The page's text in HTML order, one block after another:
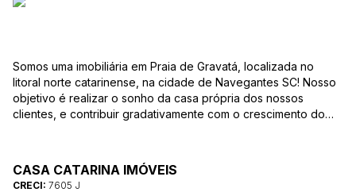
Somos uma imobiliária em Praia de Gravatá, localizada no
litoral norte catarinense, na cidade de Navegantes SC! Nosso
objetivo é realizar o sonho da casa própria dos nossos
clientes, e contribuir gradativamente com o crescimento do
CASA CATARINA IMÓVEIS
CRECI: 7605 J